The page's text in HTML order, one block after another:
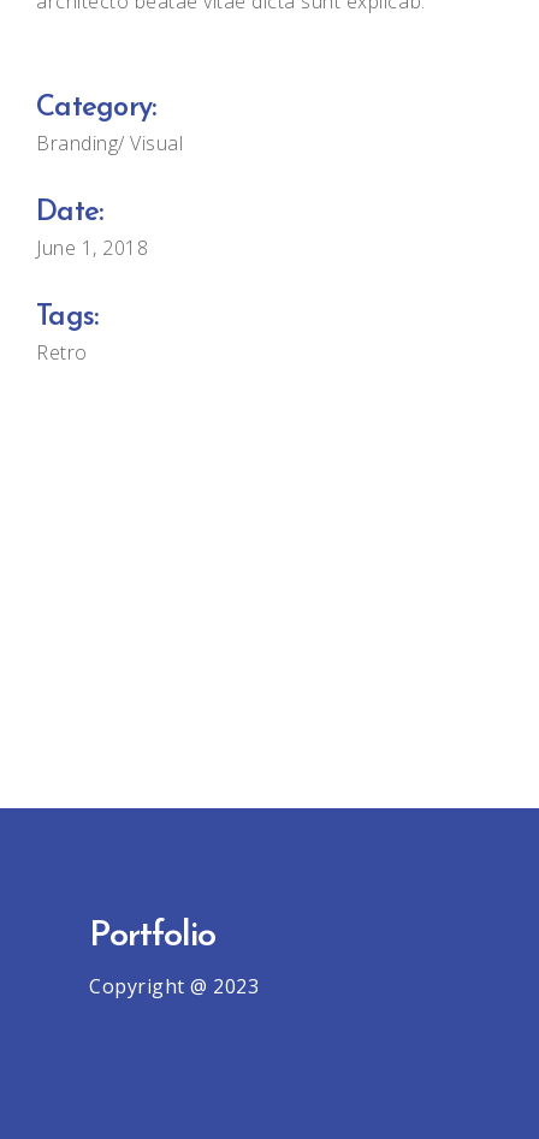
Category:
Branding Visual
Date:
June 1, 2018
Tags:
Retro
Portfolio
Copyright @ 2023